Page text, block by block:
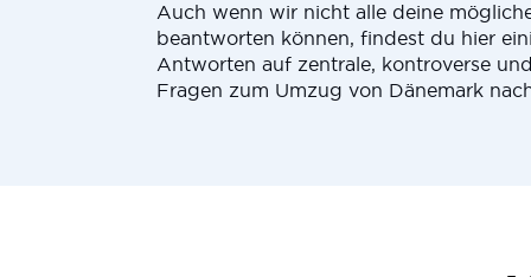
Auch wenn wir nicht alle deine
beantworten können, findest du hier
Antworten auf zentrale, kontroverse
Fragen zum Umzug von Dänemark